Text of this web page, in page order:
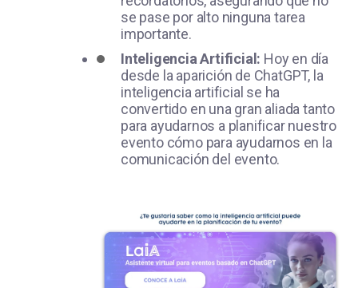
se pase por alto ninguna tarea
importante.
Inteligencia Artificial: Hoy en día
desde la aparición de ChatGPT, la
inteligencia artificial se ha
convertido en una gran aliada tanto
para ayudarnos a planificar nuestro
evento cómo para ayudarnos en la
comunicación del evento.